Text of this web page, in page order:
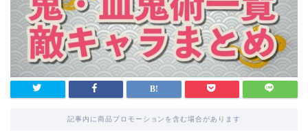
記事内に商品プロモーションを含む場合があります